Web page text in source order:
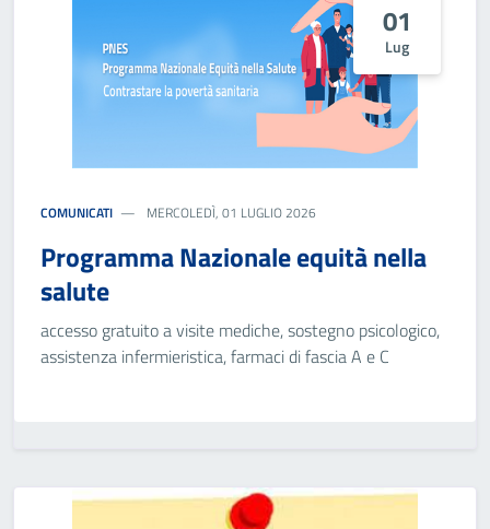
01
Lug
COMUNICATI MERCOLEDÌ, 01 LUGLIO 2026
Programma Nazionale equità nella
salute
accesso gratuito a visite mediche, sostegno psicologico,
assistenza infermieristica, farmaci di fascia A e C